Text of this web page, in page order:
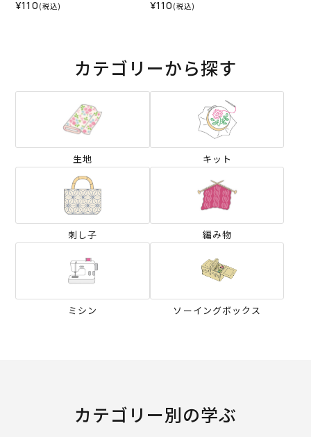
¥110 (税込) ¥110 (税込)
カテゴリーから探す
生地 キット
刺し子 編み物
ミシン ソーイングボックス
カテゴリー別の学ぶ